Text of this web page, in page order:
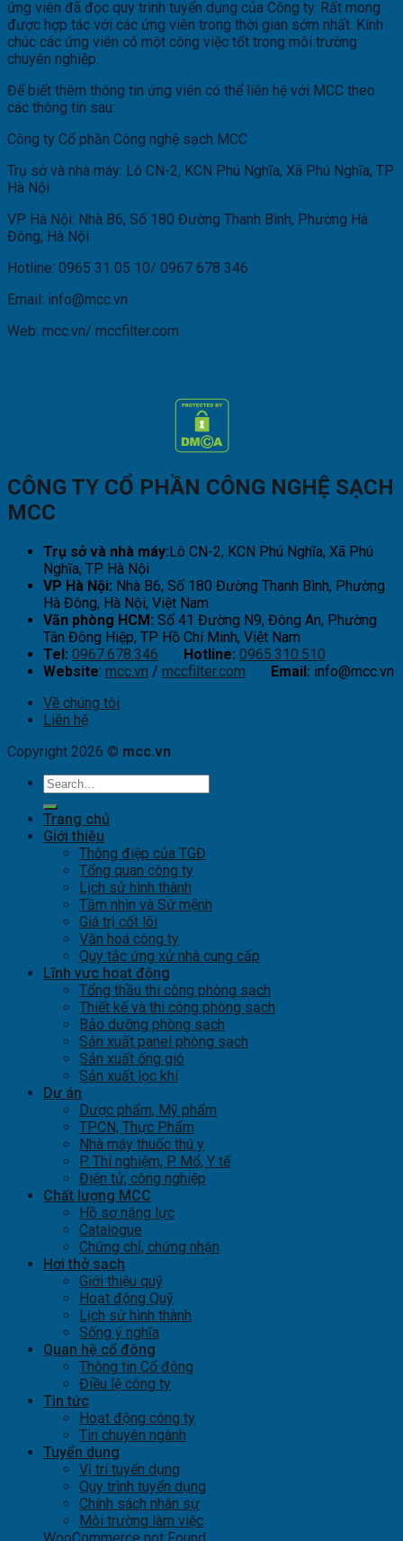
ứng viên đã đọc quy trình tuyển dụng của Công ty. Rất mong
được hợp tác với các ứng viên trong thời gian sớm nhất. Kính
chúc các ứng viên có một công việc tốt trong môi trường
chuyên nghiệp.
Để biết thêm thông tin ứng viên có thể liên hệ với MCC theo
các thông tin sau:
Công ty Cổ phần Công nghệ sạch MCC
Trụ sở và nhà máy: Lô CN-2, KCN Phú Nghĩa, Xã Phú Nghĩa, TP
Hà Nội
VP Hà Nội: Nhà B6, Số 180 Đường Thanh Bình, Phường Hà
Đông, Hà Nội
Hotline: 0965 31 05 10/ 0967 678 346
Email: info@mcc.vn
Web: mcc.vn/ mccfilter.com
CÔNG TY CỔ PHẦN CÔNG NGHỆ SẠCH
MCC
Trụ sở và nhà máy:Lô CN-2, KCN Phú Nghĩa, Xã Phú
Nghĩa, TP. Hà Nội
VP Hà Nội: Nhà B6, Số 180 Đường Thanh Bình, Phường
Hà Đông, Hà Nội, Việt Nam
Văn phòng HCM: Số 41 Đường N9, Đông An, Phường
Tân Đông Hiệp, TP Hồ Chí Minh, Việt Nam
Tel: 0967.678.346 Hotline: 0965.310.510
Website: mcc.vn / mccfilter.com Email: info@mcc.vn
Về chúng tôi
Liên hệ
Copyright 2026 © mcc.vn
Trang chủ
Giới thiệu
Thông điệp của TGĐ
Tổng quan công ty
Lịch sử hình thành
Tầm nhìn và Sứ mệnh
Giá trị cốt lõi
Văn hoá công ty
Quy tắc ứng xử nhà cung cấp
Lĩnh vực hoạt động
Tổng thầu thi công phòng sạch
Thiết kế và thi công phòng sạch
Bảo dưỡng phòng sạch
Sản xuất panel phòng sạch
Sản xuất ống gió
Sản xuất lọc khí
Dự án
Dược phẩm, Mỹ phẩm
TPCN, Thực Phẩm
Nhà máy thuốc thú y
P. Thí nghiệm, P. Mổ, Y tế
Điện tử, công nghiệp
Chất lượng MCC
Hồ sơ năng lực
Catalogue
Chứng chỉ, chứng nhận
Hơi thở sạch
Giới thiệu quỹ
Hoạt động Quỹ
Lịch sử hình thành
Sống ý nghĩa
Quan hệ cổ đông
Thông tin Cổ đông
Điều lệ công ty
Tin tức
Hoạt động công ty
Tin chuyên ngành
Tuyển dụng
Vị trí tuyển dụng
Quy trình tuyển dụng
Chính sách nhân sự
Môi trường làm việc